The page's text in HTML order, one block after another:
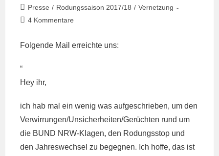
veröffentlicht:
Beitrags-
Kategorie:
Presse / Rodungssaison 2017/18 / Vernetzung
Beitrags-
4 Kommentare
Folgende Mail erreichte uns:
“
Hey ihr,
ich hab mal ein wenig was aufgeschrieben, um den
Verwirrungen/Unsicherheiten/Gerüchten rund um
die BUND NRW-Klagen, den Rodungsstop und
den Jahreswechsel zu begegnen. Ich hoffe, das ist